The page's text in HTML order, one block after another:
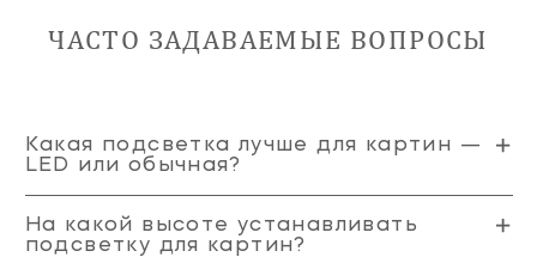
ЧАСТО ЗАДАВАЕМЫЕ ВОПРОСЫ
Какая подсветка лучше для картин —
LED или обычная?
На какой высоте устанавливать
подсветку для картин?